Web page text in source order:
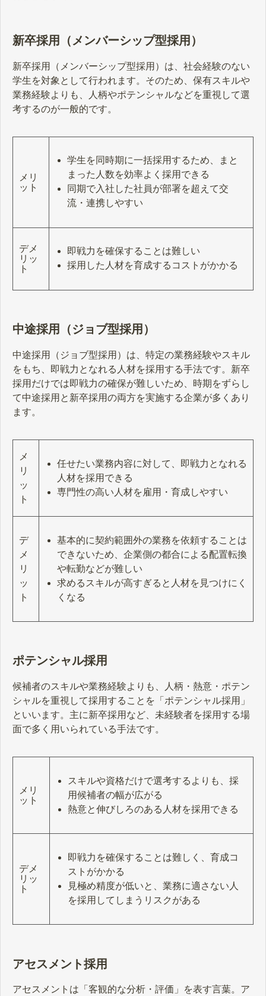
新卒採用（メンバーシップ型採用）
新卒採用（メンバーシップ型採用）は、社会経験のない
学生を対象として行われます。そのため、保有スキルや
業務経験よりも、人柄やポテンシャルなどを重視して選
考するのが一般的です。
メリ
ット
学生を同時期に一括採用するため、まと
まった人数を効率よく採用できる
同期で入社した社員が部署を超えて交
流・連携しやすい
デメ
リッ
ト
即戦力を確保することは難しい
採用した人材を育成するコストがかかる
中途採用（ジョブ型採用）
中途採用（ジョブ型採用）は、特定の業務経験やスキル
をもち、即戦力となれる人材を採用する手法です。新卒
採用だけでは即戦力の確保が難しいため、時期をずらし
て中途採用と新卒採用の両方を実施する企業が多くあり
ます。
メ
リ
ッ
ト
任せたい業務内容に対して、即戦力となれる
人材を採用できる
専門性の高い人材を雇用・育成しやすい
デ
メ
リ
ッ
ト
基本的に契約範囲外の業務を依頼することは
できないため、企業側の都合による配置転換
や転勤などが難しい
求めるスキルが高すぎると人材を見つけにく
くなる
ポテンシャル採用
候補者のスキルや業務経験よりも、人柄・熱意・ポテン
シャルを重視して採用することを「ポテンシャル採用」
といいます。主に新卒採用など、未経験者を採用する場
面で多く用いられている手法です。
メリ
ット
スキルや資格だけで選考するよりも、採
用候補者の幅が広がる
熱意と伸びしろのある人材を採用できる
デメ
リッ
ト
即戦力を確保することは難しく、育成コ
ストがかかる
見極め精度が低いと、業務に適さない人
を採用してしまうリスクがある
アセスメント採用
アセスメントは「客観的な分析・評価」を表す言葉。ア